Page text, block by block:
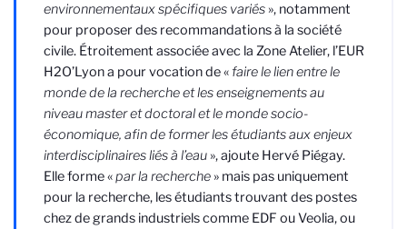
environnementaux spécifiques variés », notamment
pour proposer des recommandations à la société
civile. Étroitement associée avec la Zone Atelier, l’EUR
H2O’Lyon a pour vocation de « faire le lien entre le
monde de la recherche et les enseignements au
niveau masteret doctoral et le monde socio-
économique, afin de former les étudiants aux enjeux
interdisciplinaires liés à l’eau », ajoute Hervé Piégay.
Elle forme «par la recherche » mais pas uniquement
pour la recherche, les étudiants trouvant des postes
chez de grands industriels comme EDF ou Veolia, ou